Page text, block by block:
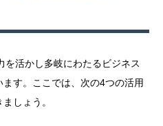
活かし多岐にわたるビジネス
す。ここでは、次の4つの活用
しょう。